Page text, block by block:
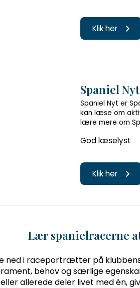
Klik her
Spaniel Nyt
Spaniel Nyt er
kan læse om
lære mere om
God læselyst
Klik her
Lær spanielracerne
ned i raceportrætter på
behov og særlige
allerede deler livet med én,